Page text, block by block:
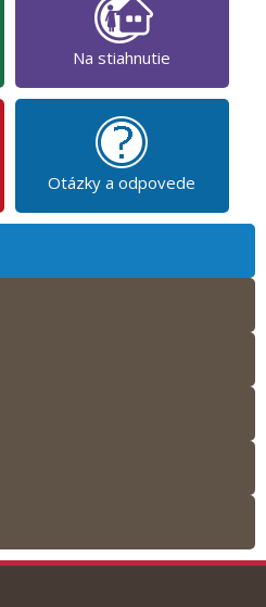
Na stiahnutie
Otázky a odpovede